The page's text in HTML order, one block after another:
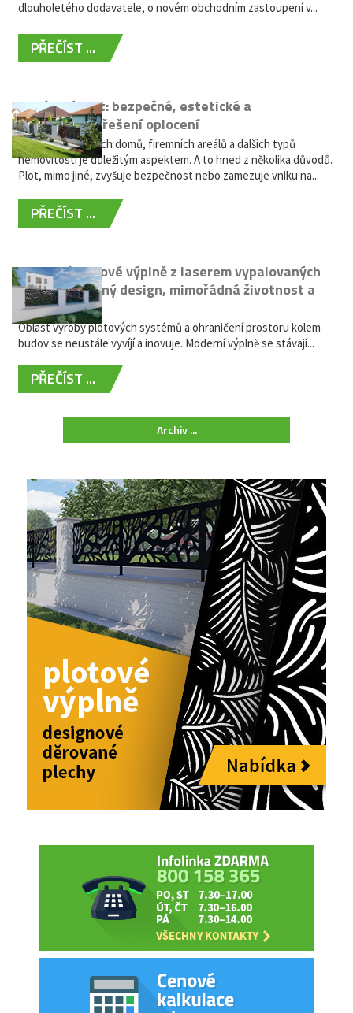
dlouholetého dodavatele, o novém obchodním zastoupení v...
PŘEČÍST ...
Hliníkový plot: bezpečné, estetické a
bezúdržbové řešení oplocení
Oplocení rodinných domů, firemních areálů a dalších typů
nemovitostí je důležitým aspektem. A to hned z několika důvodů.
Plot, mimo jiné, zvyšuje bezpečnost nebo zamezuje vniku na...
PŘEČÍST ...
Moderní plotové výplně z laserem vypalovaných
kovů: výjimečný design, mimořádná životnost a
žádná údržba
Oblast výroby plotových systémů a ohraničení prostoru kolem
budov se neustále vyvíjí a inovuje. Moderní výplně se stávají...
PŘEČÍST ...
Archiv ...